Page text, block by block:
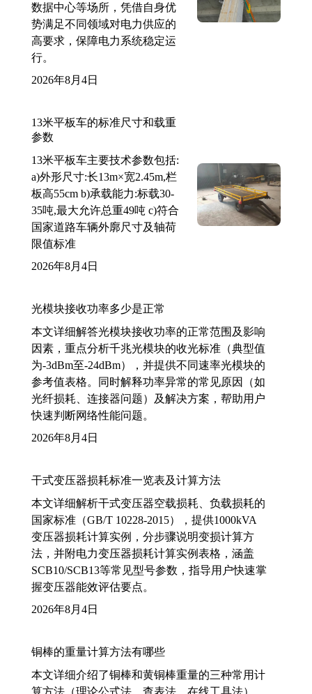
数据中心等场所，凭借自身优
势满足不同领域对电力供应的
高要求，保障电力系统稳定运
行。
2026年8月4日
13米平板车的标准尺寸和载重
参数
13米平板车主要技术参数包括:
a)外形尺寸:长13m×宽2.45m,栏
板高55cm b)承载能力:标载30-
35吨,最大允许总重49吨 c)符合
国家道路车辆外廓尺寸及轴荷
限值标准
2026年8月4日
光模块接收功率多少是正常
本文详细解答光模块接收功率的正常范围及影响
因素，重点分析千兆光模块的收光标准（典型值
为-3dBm至-24dBm），并提供不同速率光模块的
参考值表格。同时解释功率异常的常见原因（如
光纤损耗、连接器问题）及解决方案，帮助用户
快速判断网络性能问题。
2026年8月4日
干式变压器损耗标准一览表及计算方法
本文详细解析干式变压器空载损耗、负载损耗的
国家标准（GB/T 10228-2015），提供1000kVA
变压器损耗计算实例，分步骤说明变损计算方
法，并附电力变压器损耗计算实例表格，涵盖
SCB10/SCB13等常见型号参数，指导用户快速掌
握变压器能效评估要点。
2026年8月4日
铜棒的重量计算方法有哪些
本文详细介绍了铜棒和黄铜棒重量的三种常用计
算方法（理论公式法、查表法、在线工具法），